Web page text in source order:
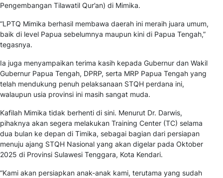
Pengembangan Tilawatil Qur’an) di Mimika.
“LPTQ Mimika berhasil membawa daerah ini meraih juara umum,
baik di level Papua sebelumnya maupun kini di Papua Tengah,”
tegasnya.
Ia juga menyampaikan terima kasih kepada Gubernur dan Wakil
Gubernur Papua Tengah, DPRP, serta MRP Papua Tengah yang
telah mendukung penuh pelaksanaan STQH perdana ini,
walaupun usia provinsi ini masih sangat muda.
Kafilah Mimika tidak berhenti di sini. Menurut Dr. Darwis,
pihaknya akan segera melakukan Training Center (TC) selama
dua bulan ke depan di Timika, sebagai bagian dari persiapan
menuju ajang STQH Nasional yang akan digelar pada Oktober
2025 di Provinsi Sulawesi Tenggara, Kota Kendari.
“Kami akan persiapkan anak-anak kami, terutama yang sudah